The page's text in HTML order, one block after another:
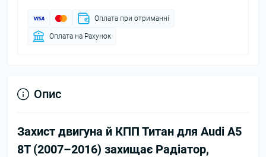
Оплата при отриманні
Оплата на Рахунок
Опис
Захист двигуна й КПП Титан для Audi A5
8T (2007–2016) захищає Радіатор,